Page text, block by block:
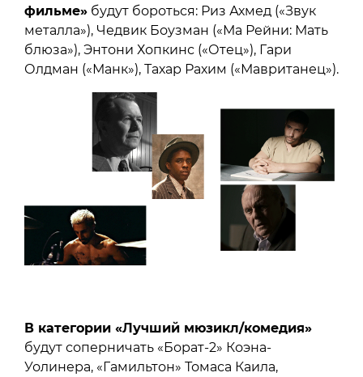
фильме» будут бороться: Риз Ахмед («Звук
металла»), Чедвик Боузман («Ма Рейни: Мать
блюза»), Энтони Хопкинс («Отец»), Гари
Олдман («Манк»), Тахар Рахим («Мавританец»).
В категории «Лучший мюзикл/комедия»
будут соперничать «Борат-2» Коэна-
Уолинера, «Гамильтон» Томаса Каила,